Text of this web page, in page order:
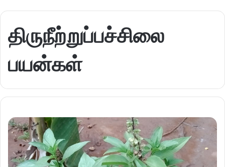
திருநீற்றுப்பச்சிலை
பயன்கள்